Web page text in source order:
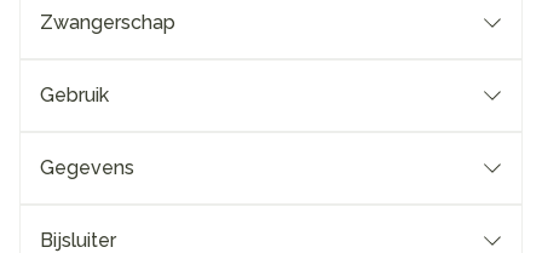
Zwangerschap
Gebruik
Gegevens
Bijsluiter